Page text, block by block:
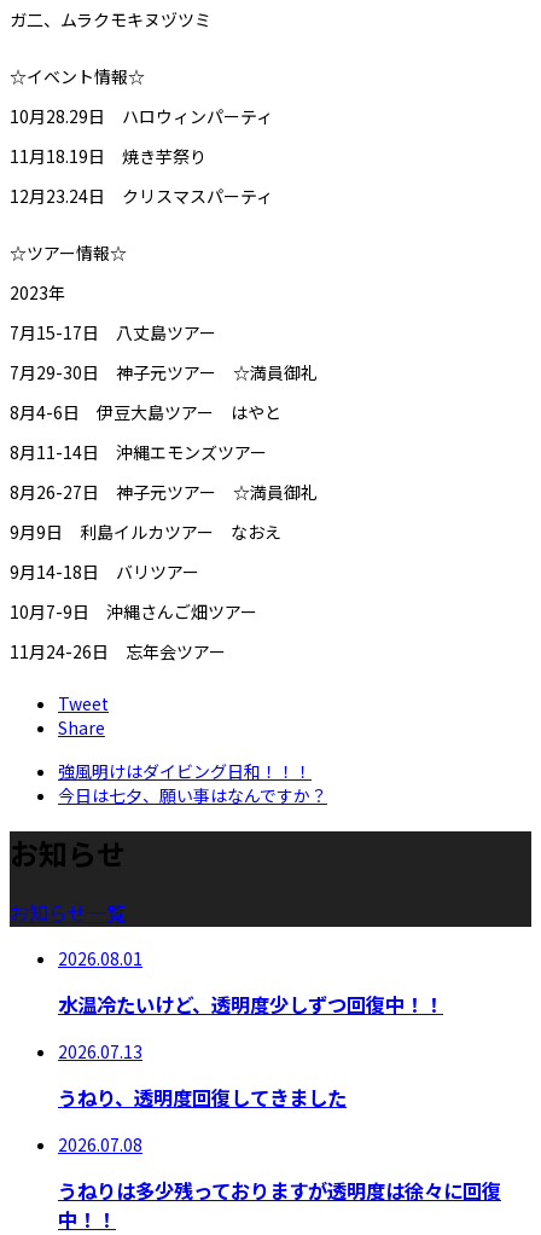
ガ二、ムラクモキヌヅツミ
☆イベント情報☆
10月28.29日 ハロウィンパーティ
11月18.19日 焼き芋祭り
12月23.24日 クリスマスパーティ
☆ツアー情報☆
2023年
7月15-17日 八丈島ツアー
7月29-30日 神子元ツアー ☆満員御礼
8月4-6日 伊豆大島ツアー はやと
8月11-14日 沖縄エモンズツアー
8月26-27日 神子元ツアー ☆満員御礼
9月9日 利島イルカツアー なおえ
9月14-18日 バリツアー
10月7-9日 沖縄さんご畑ツアー
11月24-26日 忘年会ツアー
Tweet
Share
強風明けはダイビング日和！！！
今日は七夕、願い事はなんですか？
お知らせ
お知らせ一覧
2026.08.01
水温冷たいけど、透明度少しずつ回復中！！
2026.07.13
うねり、透明度回復してきました
2026.07.08
うねりは多少残っておりますが透明度は徐々に回復
中！！